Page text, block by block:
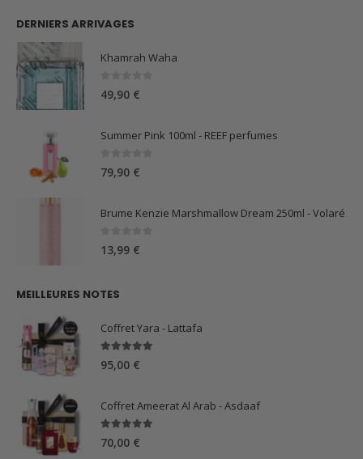
DERNIERS ARRIVAGES
Khamrah Waha
0 sur 5
49,90 €
Summer Pink 100ml - REEF perfumes
0sur 5
79,90 €
Brume Kenzie Marshmallow Dream 250ml - Volaré
0 sur 5
13,99 €
MEILLEURES NOTES
Coffret Yara - Lattafa
5.00sur 5
95,00 €
Coffret Ameerat Al Arab - Asdaaf
5.00sur 5
70,00 €